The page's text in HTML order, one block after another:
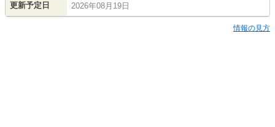
更新予定日 2026年08月19日
情報の見方